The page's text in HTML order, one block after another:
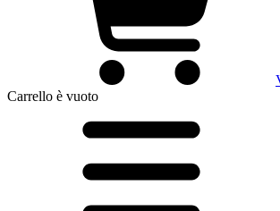
Carrello è vuoto